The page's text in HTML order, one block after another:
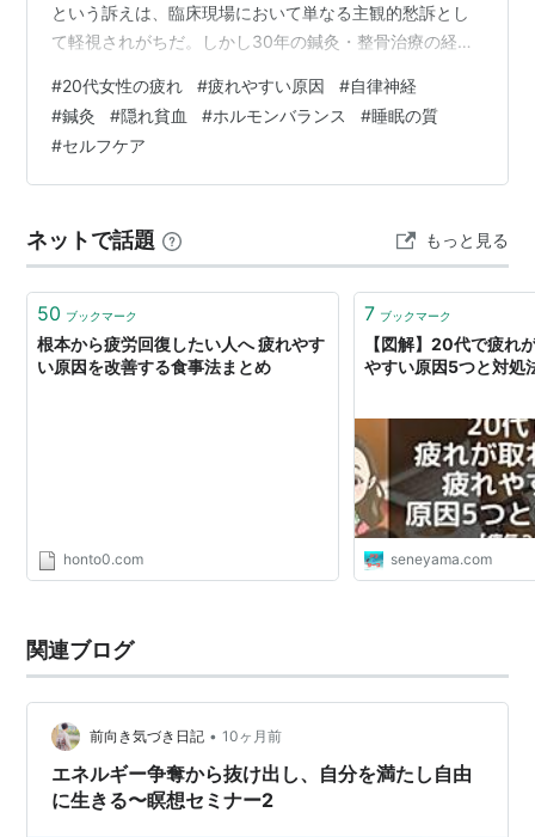
という訴えは、臨床現場において単なる主観的愁訴とし
て軽視されがちだ。しかし30年の鍼灸・整骨治療の経験
代女性の慢性疲労を引き起こす主要因を整理すると、以
下のように分類できる。 原因カテゴリー 具体的なメカニ
ズム 見落とされやすい理由 頸部筋群の過緊張 迷走神経
の圧迫→副交感神経の抑制→慢性的な交感神経優位状態
動 黄体期のプロゲステロン…
#20代女性の疲れ #疲れやすい原因 #自律神経
#鍼灸 #隠れ貧血 #ホルモンバランス #睡眠の質
#セルフケア
ネットで話題 もっと見る
50 ブックマーク
根本から疲労回復したい人へ 疲れやす
い原因を改善する食事法まとめ
honto0.com
7 ブックマーク
【図解】20代で疲れ
やすい原因5つと対処
seneyama.com
関連ブログ
前向き気づき日記 • 10ヶ月前
エネルギー争奪から抜け出し、自分を満たし自由
に生きる〜瞑想セミナー2